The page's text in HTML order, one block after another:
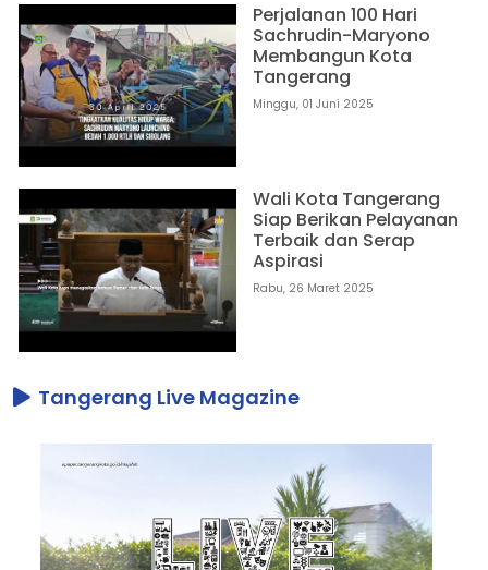
Perjalanan 100 Hari
Sachrudin-Maryono
Membangun Kota
Tangerang
Minggu, 01 Juni 2025
Wali Kota Tangerang
Siap Berikan Pelayanan
Terbaik dan Serap
Aspirasi
Rabu, 26 Maret 2025
Tangerang Live Magazine